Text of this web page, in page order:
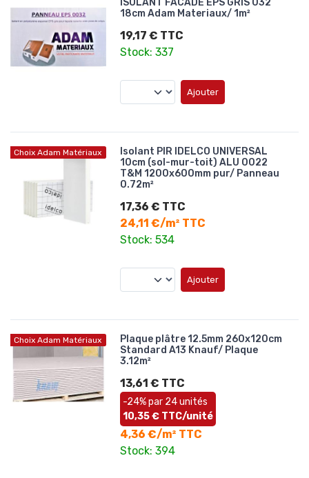
ISOLANT FACADE EPS GRIS 032
18cm Adam Materiaux/ 1m²
19,17 € TTC
Stock: 337
Ajouter
Choix Adam Matériaux
Isolant PIR IDELCO UNIVERSAL
10cm (sol-mur-toit) ALU 0022
T&M 1200x600mm pur/ Panneau
0.72m²
17,36 € TTC
24,11 €/m² TTC
Stock: 534
Ajouter
Choix Adam Matériaux
Plaque plâtre 12.5mm 260x120cm
Standard A13 Knauf/ Plaque
3.12m²
13,61 € TTC
-24% par 24 unités
10,35 € TTC/unité
4,36 €/m² TTC
Stock: 394